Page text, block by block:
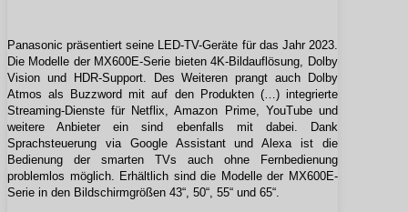
Panasonic präsentiert seine LED-TV-Geräte für das Jahr 2023.
Die Modelle der MX600E-Serie bieten 4K-Bildauflösung, Dolby
Vision und HDR-Support. Des Weiteren prangt auch Dolby
Atmos als Buzzword mit auf den Produkten (…) integrierte
Streaming-Dienste für Netflix, Amazon Prime, YouTube und
weitere Anbieter ein sind ebenfalls mit dabei. Dank
Sprachsteuerung via Google Assistant und Alexa ist die
Bedienung der smarten TVs auch ohne Fernbedienung
problemlos möglich. Erhältlich sind die Modelle der MX600E-
Serie in den Bildschirmgrößen 43“, 50“, 55“ und 65“.